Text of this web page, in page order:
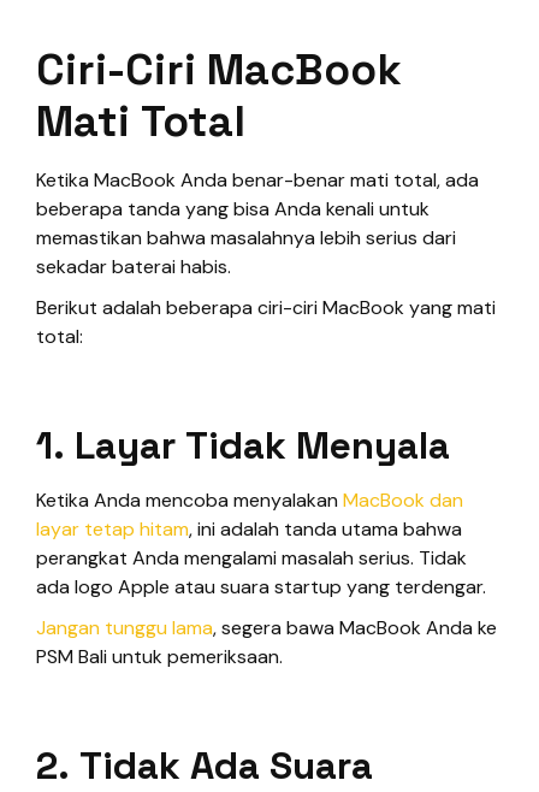
Ciri-Ciri MacBook
Mati Total
Ketika MacBook Anda benar-benar mati total, ada
beberapa tanda yang bisa Anda kenali untuk
memastikan bahwa masalahnya lebih serius dari
sekadar baterai habis.
Berikut adalah beberapa ciri-ciri MacBook yang mati
total:
1. Layar Tidak Menyala
Ketika Anda mencoba menyalakan MacBook dan
layar tetap hitam, ini adalah tanda utama bahwa
perangkat Anda mengalami masalah serius. Tidak
ada logo Apple atau suara startup yang terdengar.
Jangan tunggu lama, segera bawa MacBook Anda ke
PSM Bali untuk pemeriksaan.
2. Tidak Ada Suara